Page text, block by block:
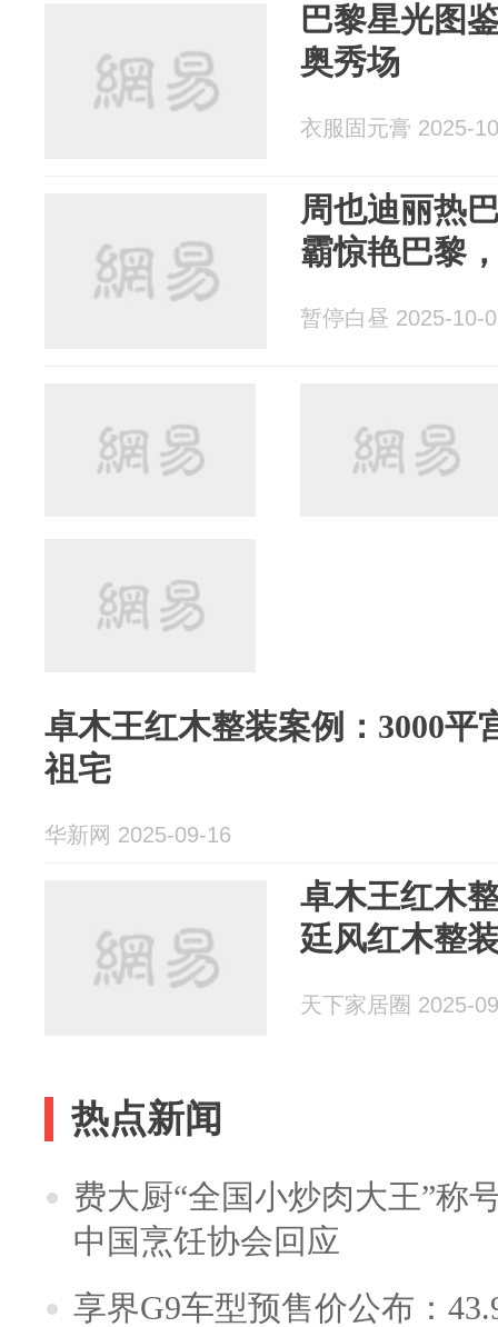
巴黎星光图
奥秀场
衣服固元膏 2025-
周也迪丽热
霸惊艳巴黎
暂停白昼 2025-10-
卓木王红木整装案例：3000平
祖宅
华新网 2025-09-16
卓木王红木
廷风红木整
天下家居圈 2025-
热点新闻
费大厨“全国小炒肉大王”称
中国烹饪协会回应
享界G9车型预售价公布：